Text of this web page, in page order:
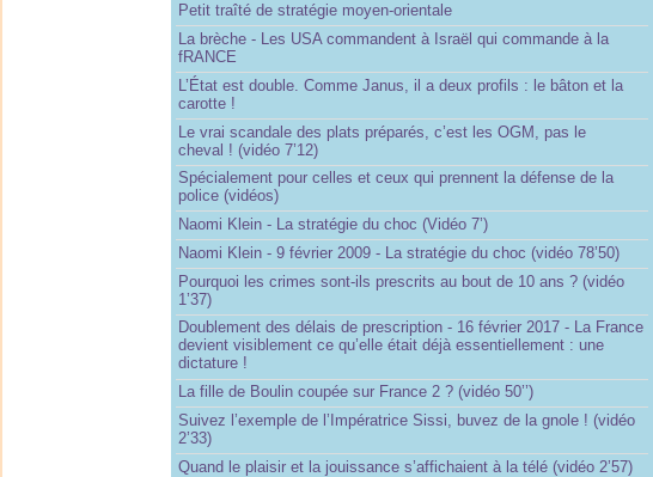
Petit traîté de stratégie moyen-orientale
La brèche - Les USA commandent à Israël qui commande à la
fRANCE
L’État est double. Comme Janus, il a deux profils : le bâton et la
carotte !
Le vrai scandale des plats préparés, c’est les OGM, pas le
cheval ! (vidéo 7’12)
Spécialement pour celles et ceux qui prennent la défense de la
police (vidéos)
Naomi Klein - La stratégie du choc (Vidéo 7’)
Naomi Klein - 9 février 2009 - La stratégie du choc (vidéo 78’50)
Pourquoi les crimes sont-ils prescrits au bout de 10 ans ? (vidéo
1’37)
Doublement des délais de prescription - 16 février 2017 - La France
devient visiblement ce qu’elle était déjà essentiellement : une
dictature !
La fille de Boulin coupée sur France 2 ? (vidéo 50’’)
Suivez l’exemple de l’Impératrice Sissi, buvez de la gnole ! (vidéo
2’33)
Quand le plaisir et la jouissance s’affichaient à la télé (vidéo 2’57)